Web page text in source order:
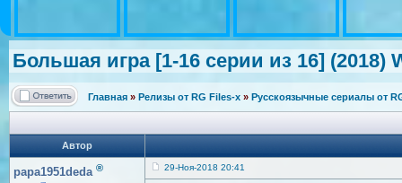
Большая игра [1-16 серии из 16] (2018)
Главная » Релизы от RG Files-x » Русскоязычные сериалы от
Автор
papa1951deda ® 29-Ноя-2018 20:41